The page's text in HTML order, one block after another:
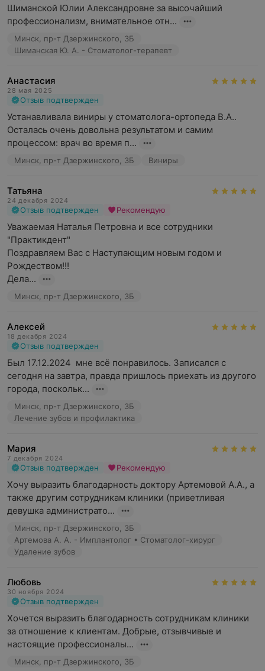
Шиманской Юлии Александровне за высочайший
профессионализм, внимательное отн...
Минск, пр-т Дзержинского, 3Б
Шиманская Ю. А. - Стоматолог-терапевт
Анастасия
28 мая 2025
Отзыв подтвержден
Устанавливала виниры у стоматолога-ортопеда В.А..
Осталась очень довольна результатом и самим
процессом: врач во время п...
Минск, пр-т Дзержинского, 3Б Виниры
Татьяна
24 декабря 2024
Отзыв подтвержден Рекомендую
Уважаемая Наталья Петровна и все сотрудники
"Практикдент"
Поздравляем Вас с Наступающим новым годом и
Рождеством!!!
Дела...
Минск, пр-т Дзержинского, 3Б
Алексей
18 декабря 2024
Отзыв подтвержден
Был 17.12.2024  мне всё понравилось. Записался с
сегодня на завтра, правда пришлось приехать из другого
города, поскольк...
Минск, пр-т Дзержинского, 3Б
Лечение зубов и профилактика
Мария
7 декабря 2024
Отзыв подтвержден Рекомендую
Хочу выразить благодарность доктору Артемовой А.А., а
также другим сотрудникам клиники (приветливая
девушка администрато...
Минск, пр-т Дзержинского, 3Б
Артемова А. А. - Имплантолог • Стоматолог-хирург
Удаление зубов
Любовь
30 ноября 2024
Отзыв подтвержден
Хочется выразить благодарность сотрудникам клиники
за отношение к клиентам. Добрые, отзывчивые и
настоящие профессионалы...
Минск, пр-т Дзержинского, 3Б